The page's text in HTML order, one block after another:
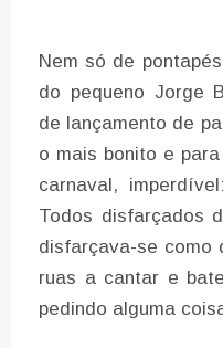
Nem só de
do pequeno Jorge
de lançamento de
o mais bonito e
carnaval,
Todos disfarçados
disfarçava-se como
ruas a cantar e
pedindo alguma